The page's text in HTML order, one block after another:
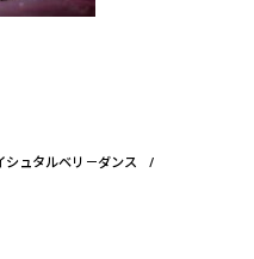
シュタルベリ－ダンス
/